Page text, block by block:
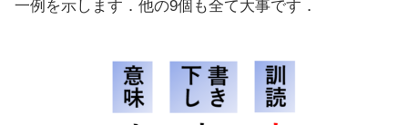
一例を示します．他の9個も全て大事です．